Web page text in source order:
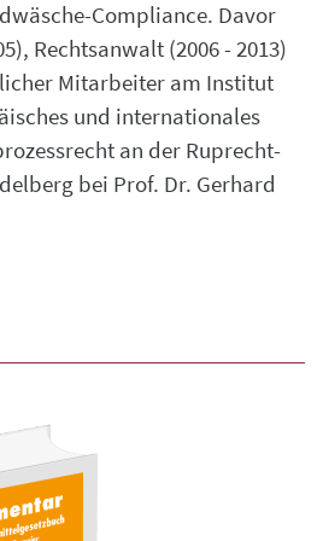
Compliance. Davor
Rechtsanwalt (2006 - 2013)
Mitarbeiter am Institut
und internationales
an der Ruprecht-
bei Prof. Dr. Gerhard